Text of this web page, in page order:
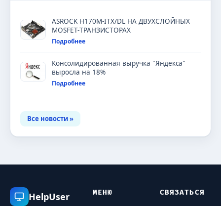
ASROCK H170M-ITX/DL НА ДВУХСЛОЙНЫХ
MOSFET-ТРАНЗИСТОРАХ
Подробнее
Консолидированная выручка "Яндекса"
выросла на 18%
Подробнее
Все новости »
HelpUser МЕНЮ СВЯЗАТЬСЯ